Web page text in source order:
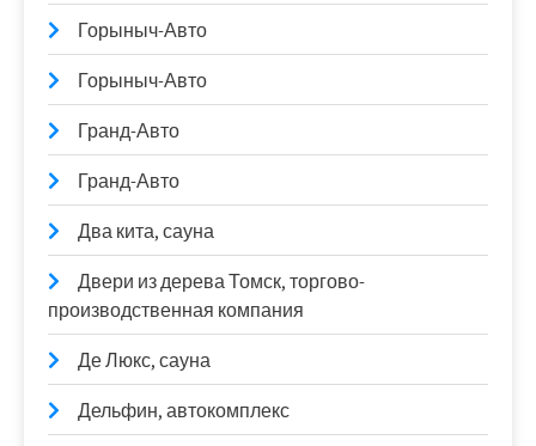
Горыныч-Авто
Горыныч-Авто
Гранд-Авто
Гранд-Авто
Два кита, сауна
Двери из дерева Томск, торгово-
производственная компания
Де Люкс, сауна
Дельфин, автокомплекс